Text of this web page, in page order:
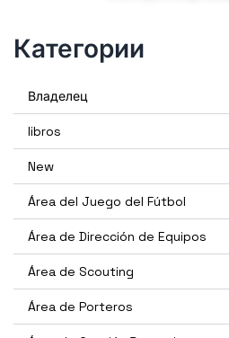
Категории
Владелец
libros
New
Área del Juego del Fútbol
Área de Dirección de Equipos
Área de Scouting
Área de Porteros